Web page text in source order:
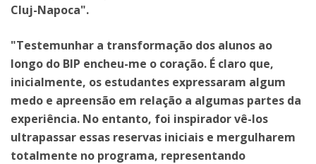
Cluj-Napoca".
"Testemunhar a transformação dos alunos ao
longo do BIP encheu-me o coração. É claro que,
inicialmente, os estudantes expressaram algum
medo e apreensão em relação a algumas partes da
experiência. No entanto, foi inspirador vê-los
ultrapassar essas reservas iniciais e mergulharem
totalmente no programa, representando